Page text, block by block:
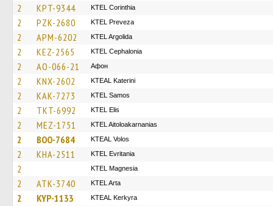
2 KPT-9344 KTEL Corinthia
2 PZK-2680 KTEL Preveza
2 APM-6202 KTEL Argolida
2 KEZ-2565 KTEL Cephalonia
2 AO-066-21 Афон
2 KNX-2602 KTEAL Katerini
2 KAK-7273 KTEL Samos
2 TKT-6992 KTEL Elis
2 MEZ-1751 KTEL Aitoloakarnanias
2 BOO-7684 KTEAL Volos
2 KHA-2511 ΚΤΕL Evritania
2 ΚΤΕL Magnesia
2 ATK-3740 KTEL Arta
2 KYP-1133 KTEAL Kerkyra